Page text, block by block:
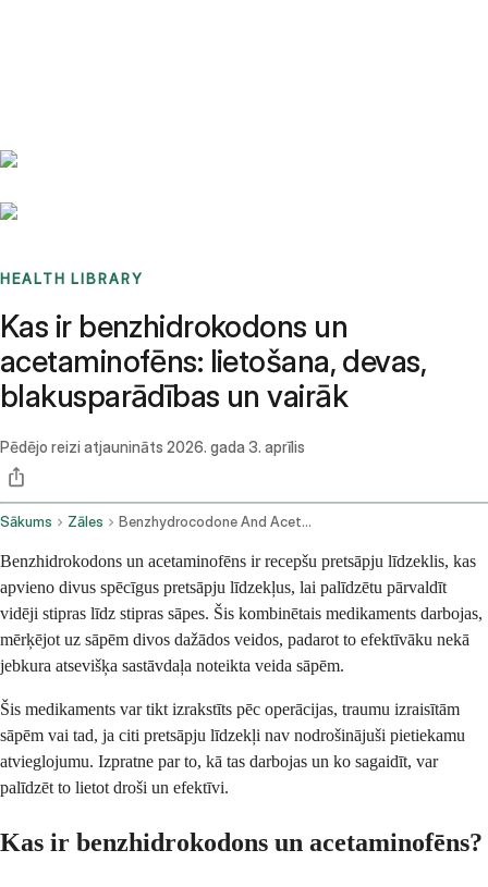
HEALTH LIBRARY
Kas ir benzhidrokodons un
acetaminofēns: lietošana, devas,
blakusparādības un vairāk
Pēdējo reizi atjaunināts 2026. gada 3. aprīlis
Sākums Zāles Benzhydrocodone And Acetaminophen Oral Route
Benzhidrokodons un acetaminofēns ir recepšu pretsāpju līdzeklis, kas
apvieno divus spēcīgus pretsāpju līdzekļus, lai palīdzētu pārvaldīt
vidēji stipras līdz stipras sāpes. Šis kombinētais medikaments darbojas,
mērķējot uz sāpēm divos dažādos veidos, padarot to efektīvāku nekā
jebkura atsevišķa sastāvdaļa noteikta veida sāpēm.
Šis medikaments var tikt izrakstīts pēc operācijas, traumu izraisītām
sāpēm vai tad, ja citi pretsāpju līdzekļi nav nodrošinājuši pietiekamu
atvieglojumu. Izpratne par to, kā tas darbojas un ko sagaidīt, var
palīdzēt to lietot droši un efektīvi.
Kas ir benzhidrokodons un acetaminofēns?